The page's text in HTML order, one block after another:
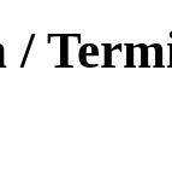
/